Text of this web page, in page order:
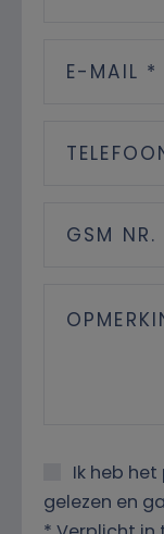
Ik heb het
gelezen en